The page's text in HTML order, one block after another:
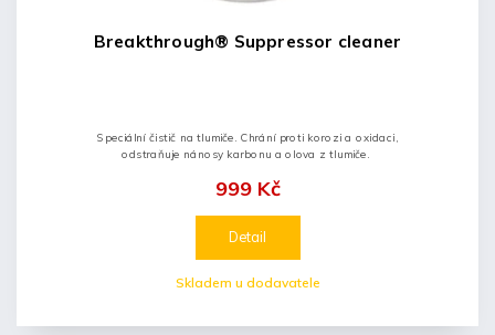
Breakthrough® Suppressor cleaner
Skladem u dodavatele
999 Kč
Detail
Speciální čistič na tlumiče. Chrání proti korozi a oxidaci,
odstraňuje nánosy karbonu a olova z tlumiče.